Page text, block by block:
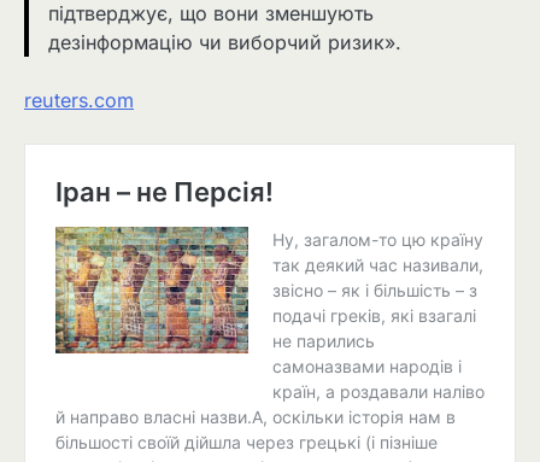
підтверджує, що вони зменшують
дезінформацію чи виборчий ризик».
reuters.com